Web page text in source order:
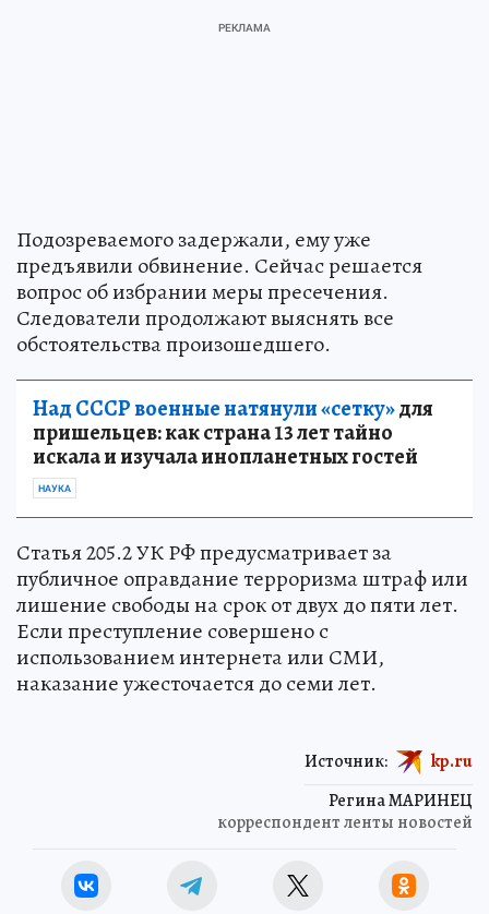
Подозреваемого задержали, ему уже
предъявили обвинение. Сейчас решается
вопрос об избрании меры пресечения.
Следователи продолжают выяснять все
обстоятельства произошедшего.
Над СССР военные натянули «сетку»для
пришельцев: как страна 13 лет тайно
искала и изучала инопланетных гостей
НАУКА
Статья 205.2 УК РФ предусматривает за
публичное оправдание терроризма штраф или
лишение свободы на срок от двух до пяти лет.
Если преступление совершено с
использованием интернета или СМИ,
наказание ужесточается до семи лет.
Регина МАРИНЕЦ
корреспондент ленты новостей
Источник: kp.ru